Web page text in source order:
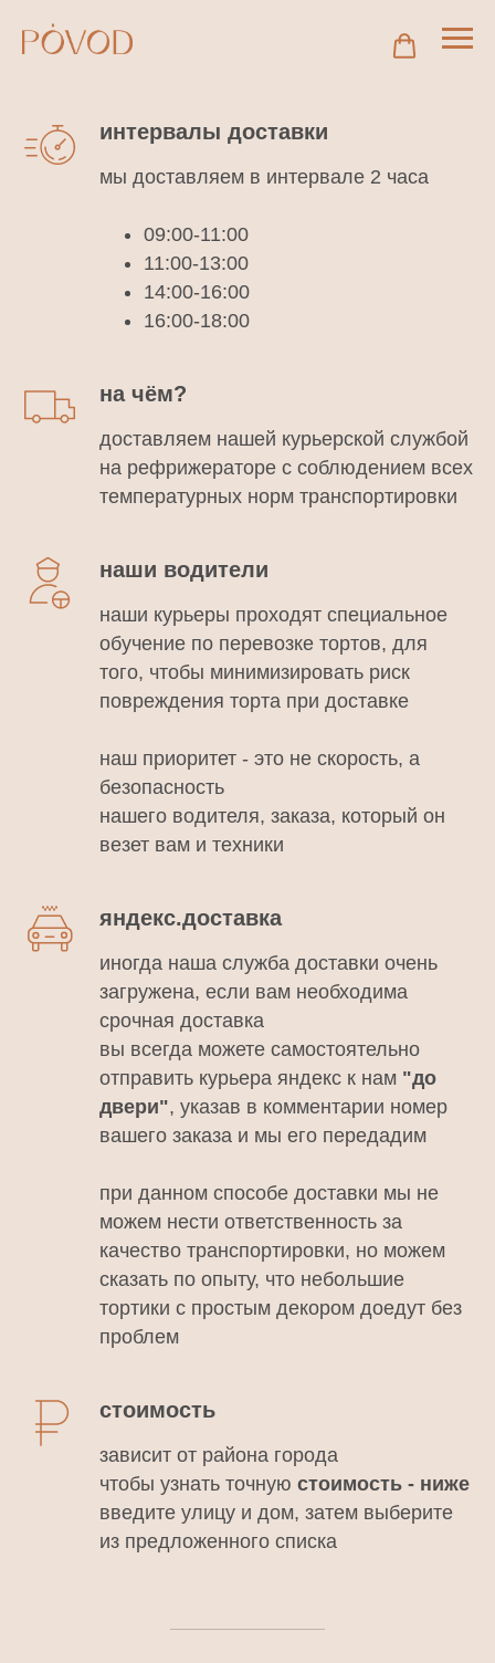
интервалы доставки
мы доставляем в интервале 2 часа
09:00-11:00
11:00-13:00
14:00-16:00
16:00-18:00
на чём?
доставляем нашей курьерской службой
на рефрижераторе с соблюдением всех
температурных норм транспортировки
наши водители
наши курьеры проходят специальное
обучение по перевозке тортов, для
того, чтобы минимизировать риск
повреждения торта при доставке
наш приоритет - это не скорость, а
безопасность
нашего водителя, заказа, который он
везет вам и техники
яндекс.доставка
иногда наша служба доставки очень
загружена, если вам необходима
срочная доставка
вы всегда можете самостоятельно
отправить курьера яндекс к нам "до
двери", указав в комментарии номер
вашего заказа и мы его передадим
при данном способе доставки мы не
можем нести ответственность за
качество транспортировки, но можем
сказать по опыту, что небольшие
тортики с простым декором доедут без
проблем
стоимость
зависит от района города
чтобы узнать точную стоимость - ниже
введите улицу и дом, затем выберите
из предложенного списка